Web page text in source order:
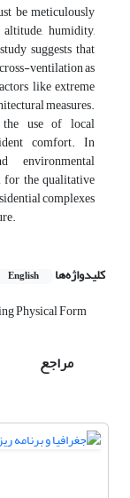
be meticulously
humidity,
suggests that
ventilation as
like extreme
measures.
the use of local
comfort. In
environmental
for the qualitative
complexes
کلیدواژه‌ها English
Physical Form
مراجع